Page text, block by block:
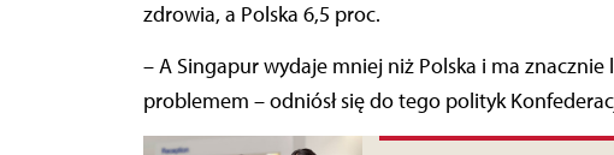
zdrowia, a Polska 6,5 proc.
– A Singapur wydaje mniej niż Polska i ma znacznie
problemem – odniósł się do tego polityk